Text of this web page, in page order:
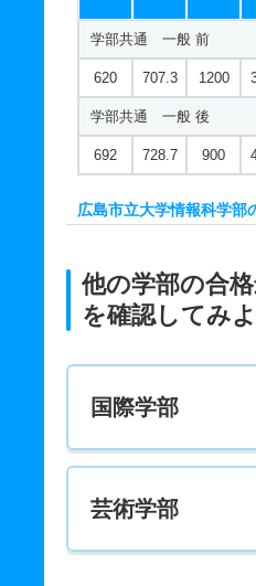
学部共通 一般 前
620 707.3 1200
学部共通 一般 後
692 728.7 900
広島市立大学情報科学部
他の学部の合
を確認してみ
国際学部
芸術学部